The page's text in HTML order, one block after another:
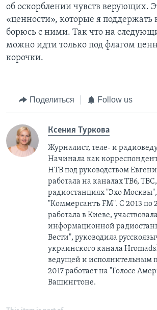
об оскорблении чувств верующих.
«ценности», которые я поддержать
борюсь с ними. Так что на
можно идти только под флагом
корочки.
Поделиться Follow us
Ксения Туркова
Журналист, теле- и
Начинала как
НТВ под руководством
работала на каналах ТВ6,
радиостанциях "Эхо
"Коммерсантъ FM". С 2013 по
работала в Киеве,
информационной
Вести", руководила
украинского канала
ведущей и исполнительным
2017 работает на "Голосе
Вашингтоне.